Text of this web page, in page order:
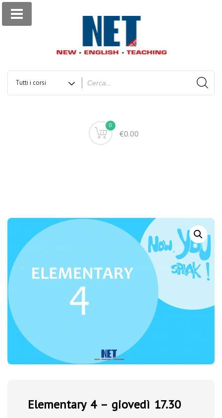
0
€0.00
Elementary 4 – giovedì 17.30